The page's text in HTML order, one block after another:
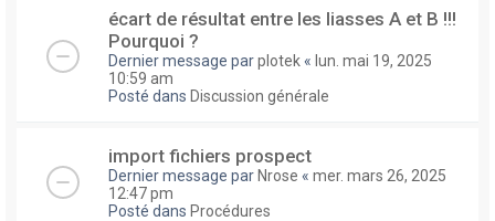
écart de résultat entre les liasses A et B !!!
Pourquoi ?
Dernier message parplotek « lun. mai 19, 2025
10:59 am
Posté dans Discussion générale
import fichiers prospect
Dernier message par Nrose « mer. mars 26, 2025
12:47 pm
Posté dans Procédures